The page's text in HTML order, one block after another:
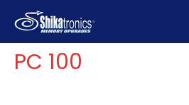
contenido
Inicio/PRODUCTOS
PC 100